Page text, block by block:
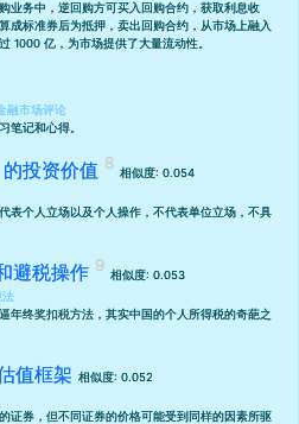
业务中，逆回购方可买入回购合约，获取利息收
成标准券后为抵押，卖出回购合约，从市场上融入
1000 亿，为市场提供了大量流动性。
融市场评论
笔记和心得。
投资价值
相似度: 0.054
表个人立场以及个人操作，不代表单位立场，不具
避税操作
相似度: 0.053
法
年终奖扣税方法 ，其实中国的个人所得税的奇葩之
值框架 相似度: 0.052
证券，但不同证券的价格可能受到同样的因素所驱